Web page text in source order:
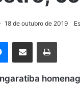
18 de outubro de 2019